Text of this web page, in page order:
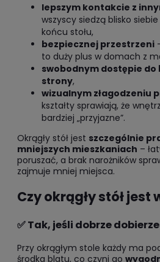
lepszym kontakcie z
wszyscy siedzą blisko siebie
końcu stołu,
bezpiecznej przestrzeni
to duży plus w domach z
swobodnym dostępie do
strony,
wizualnym złagodzeniu
kształty sprawiają, że
bardziej „przyjazne”.
Okrągły stół jest szczególnie
mniejszych mieszkaniach –
poruszać, a brak narożników
zajmuje mniej miejsca.
Czy okrągły stół jest
✅ Tak, jeśli dobrze
Przy okrągłym stole każdy ma
środka blatu, co czyni go